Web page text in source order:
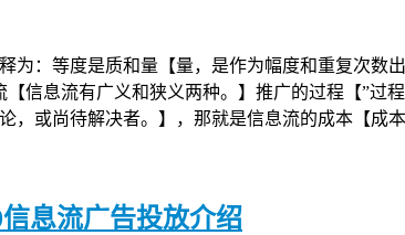
为：等度是质和量【量，是作为幅度和重复次
信息流有广义和狭义两种。】推广的过程【”
，或尚待解决者。】，那就是信息流的成本【
息流广告投放介绍